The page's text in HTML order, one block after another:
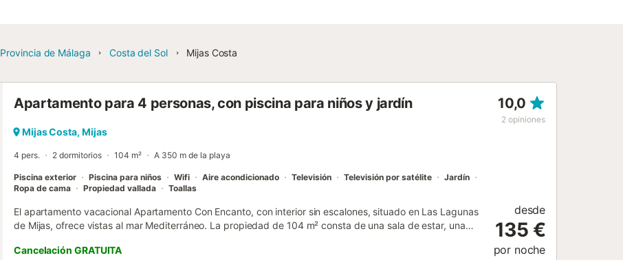
Provincia de Málaga Costa del Sol Mijas Costa
Apartamento para 4 personas, con piscina para niños y jardín 10,0
2 opiniones
Mijas Costa, Mijas
4 pers. 2 dormitorios 104 m² A 350 m de la playa
Piscina exterior Piscina para niños Wifi Aire acondicionado Televisión Televisión por satélite
Jardín
Ropa de cama
Propiedad vallada Toallas
El apartamento vacacional Apartamento Con Encanto, con interior sin escalones, situado en Las Lagunas
de Mijas, ofrece vistas al mar Mediterráneo. La propiedad de 104 m² consta de una sala de estar, una
adicionales incluyen Wi-Fi de alta velocidad (apto para videollamadas), televisión, aire acondicionado en
Cancelación GRATUITA
desde
135 €
por noche